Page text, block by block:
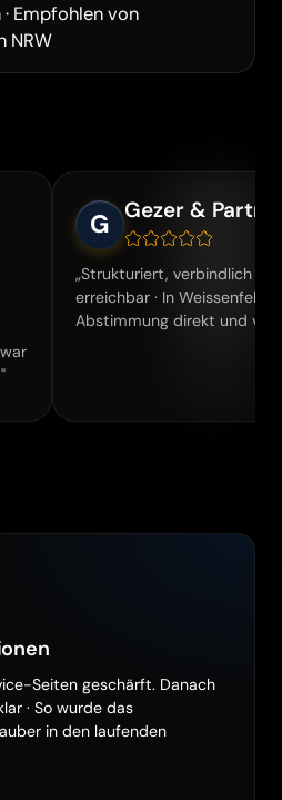
· Empfohlen von
NRW
Gezer & Partners
„Strukturiert, verbindlich und gut
erreichbar · In Weissenfels war die
Abstimmung direkt und verbindlich."
Seiten geschärft. Danach
· So wurde das
in den laufenden